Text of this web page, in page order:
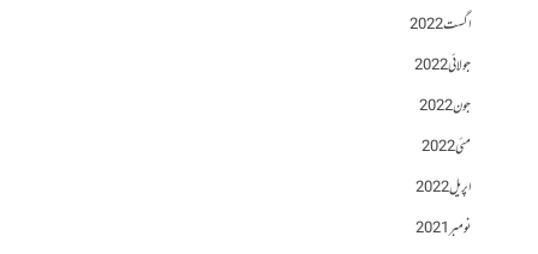
اگست 2022
جولائی 2022
جون 2022
مئی 2022
اپریل 2022
نومبر 2021